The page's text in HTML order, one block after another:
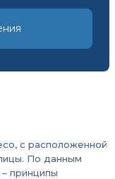
с расположенной
По данным
принципы